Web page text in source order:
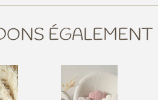
ÉGALEMENT